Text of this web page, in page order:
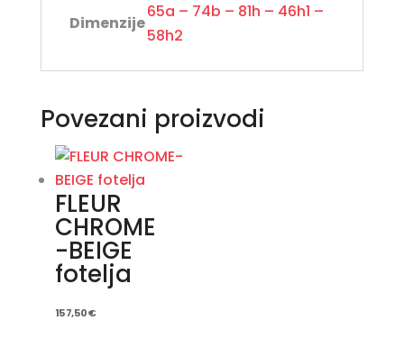
Dimenzije
65a – 74b – 81h – 46h1 –
58h2
Povezani proizvodi
FLEUR
CHROME
-BEIGE
fotelja
157,50€